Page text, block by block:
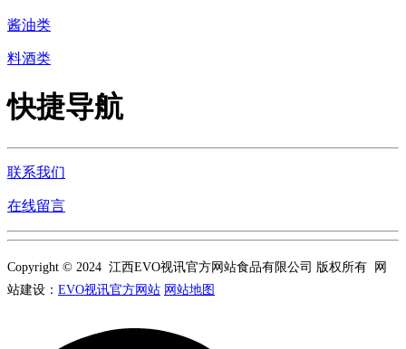
酱油类
料酒类
快捷导航
联系我们
在线留言
Copyright © 2024 江西EVO视讯官方网站食品有限公司 版权所有 网
站建设： EVO视讯官方网站 网站地图